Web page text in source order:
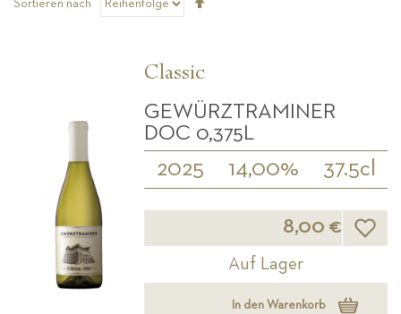
Sortieren nach
Classic
GEWÜRZTRAMINER
DOC 0,375L
2025 14,00% 37.5cl
8,00 €
Auf Lager
In den Warenkorb